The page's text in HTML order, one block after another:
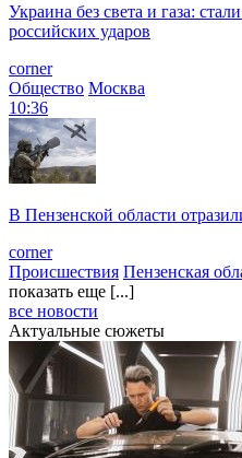
Украина без света и газа:
российских ударов
corner
Общество Москва
10:36
В Пензенской области
corner
Происшествия Пензенская
показать еще [...]
все новости
Актуальные сюжеты